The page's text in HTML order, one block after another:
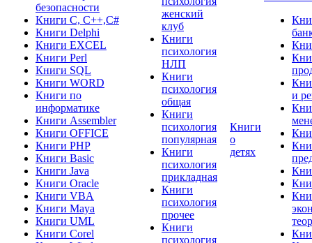
безопасности
Книги C, C++,С#
Книги Delphi
Книги EXCEL
Книги Perl
Книги SQL
Книги WORD
Книги по
информатике
Книги Assembler
Книги OFFICE
Книги PHP
Книги Basic
Книги Java
Книги Oracle
Книги VBA
Книги Maya
Книги UML
Книги Corel
женский
клуб
Книги
психология
НЛП
Книги
психология
общая
Книги
психология
популярная
Книги
психология
прикладная
Книги
психология
прочее
Книги
психология
Книги
о
детях
и